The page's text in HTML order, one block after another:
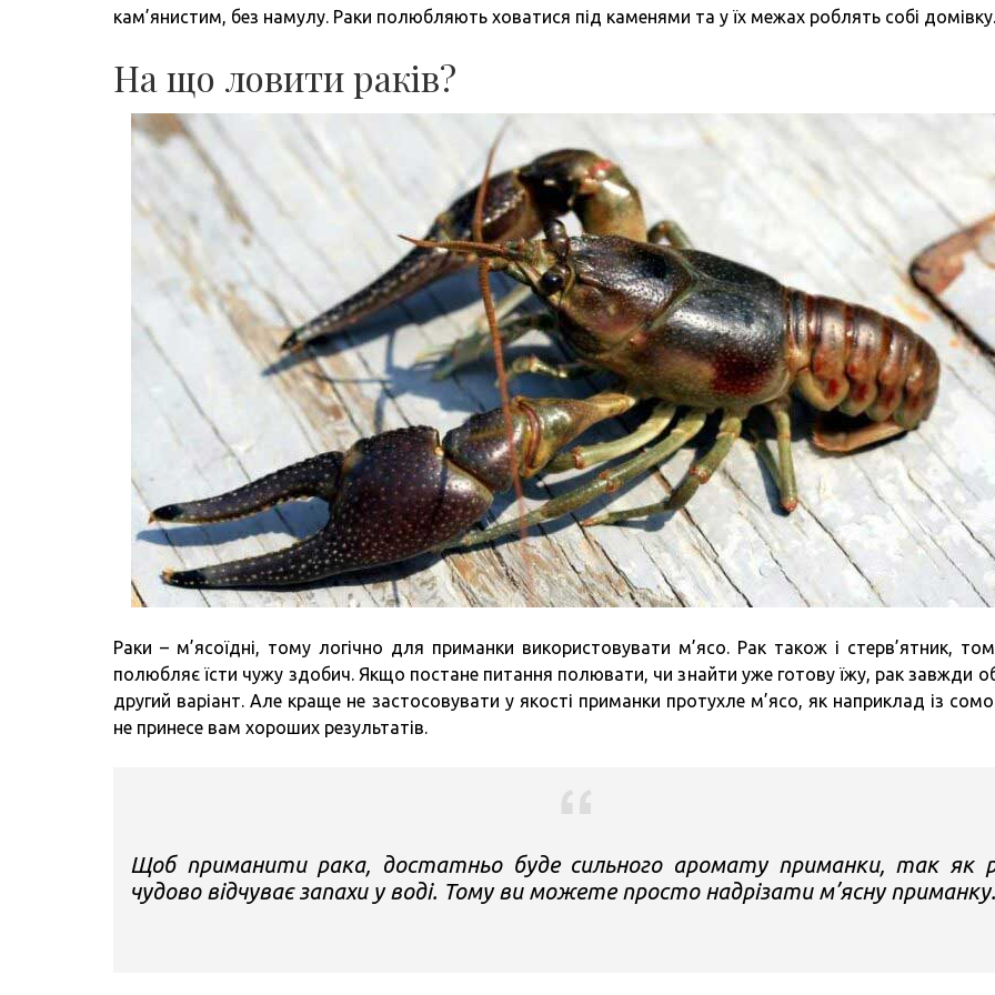
кам’янистим, без намулу. Раки полюбляють ховатися під каменями та у їх межах роблять собі домівку.
На що ловити раків?
Раки – м’ясоїдні, тому логічно для приманки використовувати м’ясо. Рак також і стерв’ятник,
полюбляє їсти чужу здобич. Якщо постане питання полювати, чи знайти уже готову їжу, рак завжди
другий варіант. Але краще не застосовувати у якості приманки протухле м’ясо, як наприклад із
не принесе вам хороших результатів.
Щоб приманити рака, достатньо буде сильного аромату приманки, так як
чудово відчуває запахи у воді. Тому ви можете просто надрізати м’ясну приманку.